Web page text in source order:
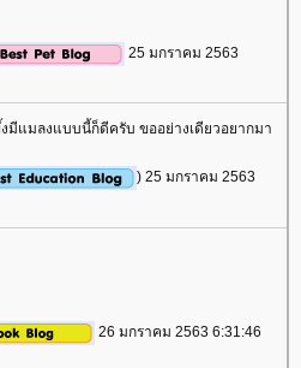
25 มกราคม 2563
มีแมลงแบบนี้ก็ดีครับ ขออย่างเดียวอยากมา
) 25 มกราคม 2563
26 มกราคม 2563 6:31:46